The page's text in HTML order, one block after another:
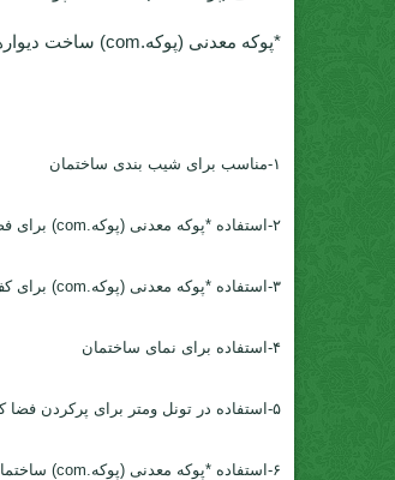
*پوکه معدنی (پوکه.com) ساخت دیوارهای حائل بسیار سبک *پوکه معدنی (پوکه.com) قطعات تزئینی,طراحی داخلی اصلی ترین کاربرد *پوکه معدنی (پوکه.com) *پوکه.com
۱-مناسب برای شیب بندی ساختمان
۲-استفاده *پوکه معدنی (پوکه.com) برای فضاهای که نیاز به سبک سازی دارد
۳-استفاده *پوکه معدنی (پوکه.com) برای کف طبقات
۴-استفاده برای نمای ساختمان
۵-استفاده در تونل ومتر برای پرکردن فضا که نیاز به سبک سازی دارد
۶-استفاده *پوکه معدنی (پوکه.com) ساختمان برای پوشش لوله وکف آشپزخانه